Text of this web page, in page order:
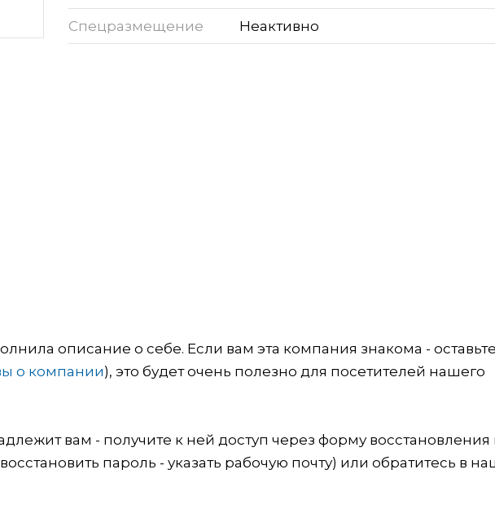
Спецразмещение Неактивно
описание о себе. Если вам эта компания знакома -
о компании), это будет очень полезно для посетителей нашего
вам - получите к ней доступ через форму восстановления
пароль - указать рабочую почту) или обратитесь в